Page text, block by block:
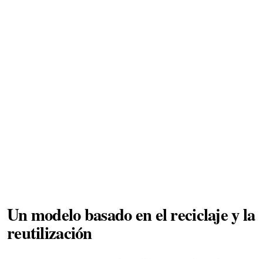
Un modelo basado en el reciclaje y la
reutilización